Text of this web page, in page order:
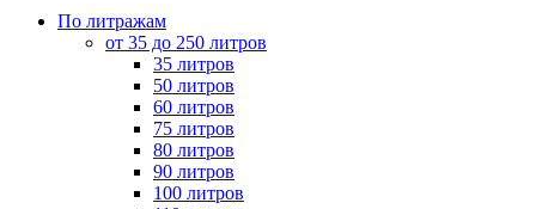
По литражам
от 35 до 250 литров
35 литров
50 литров
60 литров
75 литров
80 литров
90 литров
100 литров